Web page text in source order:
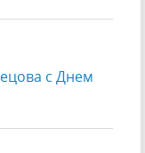
с Днем